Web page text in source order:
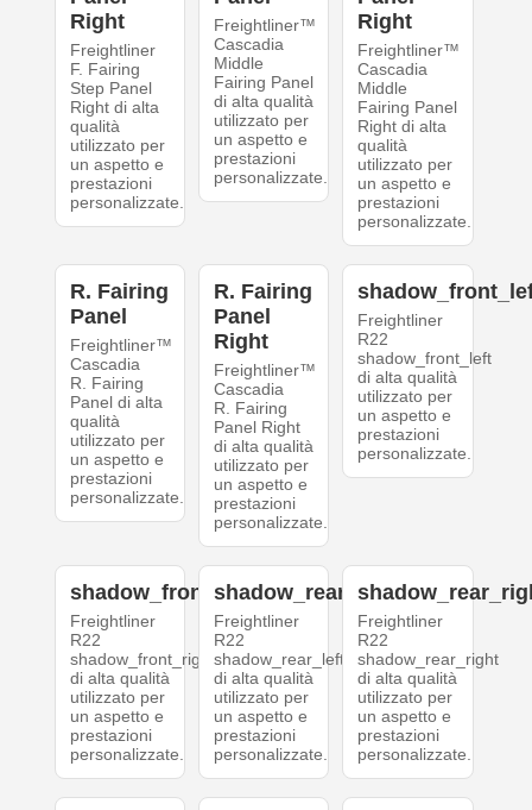
Right
Freightliner
F. Fairing
Step Panel
Right di alta
qualità
utilizzato per
un aspetto e
prestazioni
personalizzate.
Freightliner™
Cascadia
Middle
Fairing Panel
di alta qualità
utilizzato per
un aspetto e
prestazioni
personalizzate.
Right
Freightliner™
Cascadia
Middle
Fairing Panel
Right di alta
qualità
utilizzato per
un aspetto e
prestazioni
personalizzate.
R. Fairing
Panel
Freightliner™
Cascadia
R. Fairing
Panel di alta
qualità
utilizzato per
un aspetto e
prestazioni
personalizzate.
R. Fairing
Panel
Right
Freightliner™
Cascadia
R. Fairing
Panel Right
di alta qualità
utilizzato per
un aspetto e
prestazioni
personalizzate.
Freightliner
R22
shadow_front_left
di alta qualità
utilizzato per
un aspetto e
prestazioni
personalizzate.
shadow_front_right
Freightliner
R22
shadow_front_right
di alta qualità
utilizzato per
un aspetto e
prestazioni
personalizzate.
shadow_rear_left
Freightliner
R22
shadow_rear_left
di alta qualità
utilizzato per
un aspetto e
prestazioni
personalizzate.
Freightliner
R22
shadow_rear_right
di alta qualità
utilizzato per
un aspetto e
prestazioni
personalizzate.